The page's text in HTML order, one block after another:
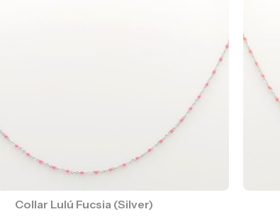
Collar Lulú Fucsia (Silver)